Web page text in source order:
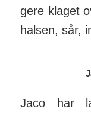
gere klaget
halsen, sår,
Jaco har